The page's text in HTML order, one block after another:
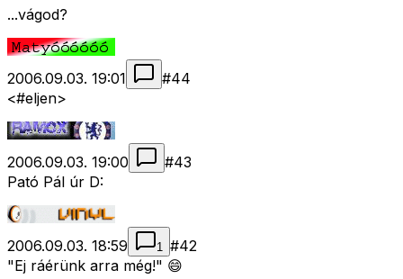
...vágod?
2006.09.03. 19:01 #44
<#eljen>
2006.09.03. 19:00 #43
Pató Pál úr D:
2006.09.03. 18:59 1 #42
"Ej ráérünk arra még!" 😄